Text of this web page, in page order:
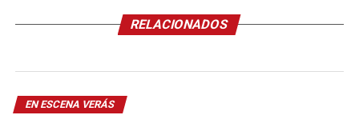
RELACIONADOS
EN ESCENA VERÁS